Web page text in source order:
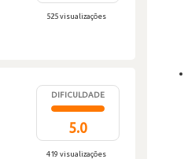
525 visualizações
DIFICULDADE
5.0
419 visualizações